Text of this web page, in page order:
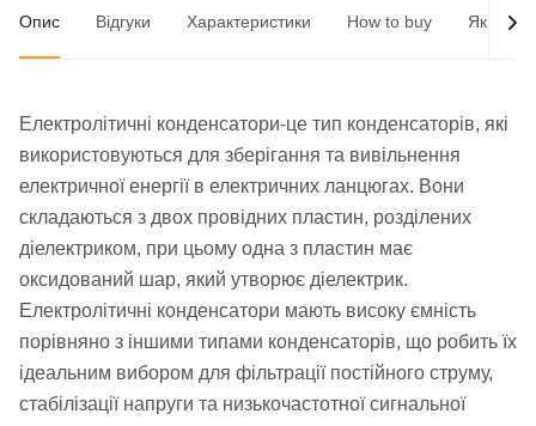
Опис Відгуки Характеристики How to buy Як
Електролітичні конденсатори-це тип конденсаторів, які
використовуються для зберігання та вивільнення
електричної енергії в електричних ланцюгах. Вони
складаються з двох провідних пластин, розділених
діелектриком, при цьому одна з пластин має
оксидований шар, який утворює діелектрик.
Електролітичні конденсатори мають високу ємність
порівняно з іншими типами конденсаторів, що робить їх
ідеальним вибором для фільтрації постійного струму,
стабілізації напруги та низькочастотної сигнальної